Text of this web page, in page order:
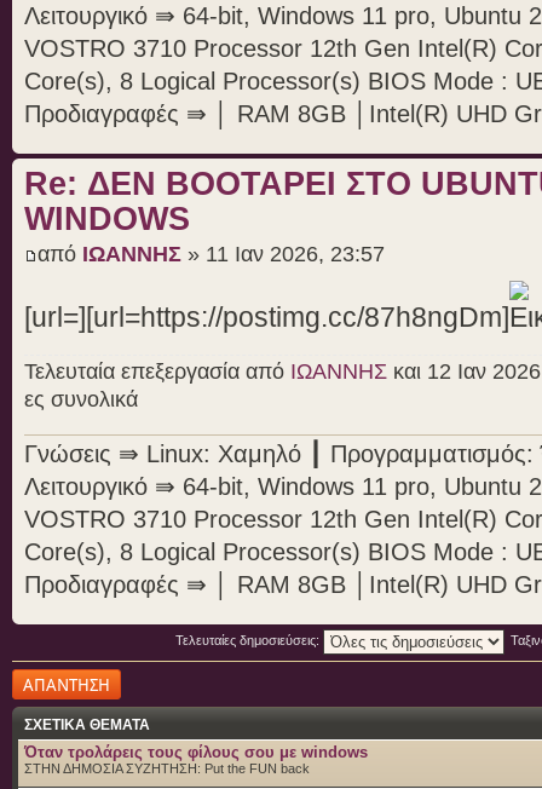
Λειτουργικό ⇛ 64-bit, Windows 11 pro, Ubuntu
VOSTRO 3710 Processor 12th Gen Intel(R)
Core(s), 8 Logical Processor(s) BIOS Mode :
Προδιαγραφές ⇛ │ RAM 8GB │Intel(R) UHD
Re: ΔΕΝ BOOTAΡΕΙ ΣΤΟ
WINDOWS
από ΙΩΑΝΝΗΣ » 11 Ιαν 2026, 23:57
[url=][url=https://postimg.cc/87h8ngDm]
Τελευταία επεξεργασία από ΙΩΑΝΝΗΣ και 12 Ιαν
ες συνολικά
Γνώσεις ⇛ Linux: Χαμηλό ┃ Προγραμματισμός:
Λειτουργικό ⇛ 64-bit, Windows 11 pro, Ubuntu
VOSTRO 3710 Processor 12th Gen Intel(R)
Core(s), 8 Logical Processor(s) BIOS Mode :
Προδιαγραφές ⇛ │ RAM 8GB │Intel(R) UHD
Τελευταίες δημοσιεύσεις:
Δημιουργία
απάντησης
ΣΧΕΤΙΚΑ ΘΕΜΑΤΑ
Όταν τρολάρεις τους φίλους σου με windows
ΣΤΗΝ ΔΗΜΟΣΙΑ ΣΥΖΗΤΗΣΗ: Put the FUN back